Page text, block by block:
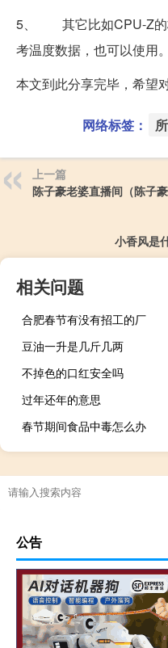
5、 其它比如CPU-Z的
考温度数据，也可以使用。
本文到此分享完毕，希望
网络标签：
上一篇
陈子豪老婆直播间（陈子豪
小香风是
相关问题
合肥春节有没有招工的厂
豆油一升是几斤几两
不掉色的口红安全吗
过年还年的意思
春节期间食品中毒怎么办
公告